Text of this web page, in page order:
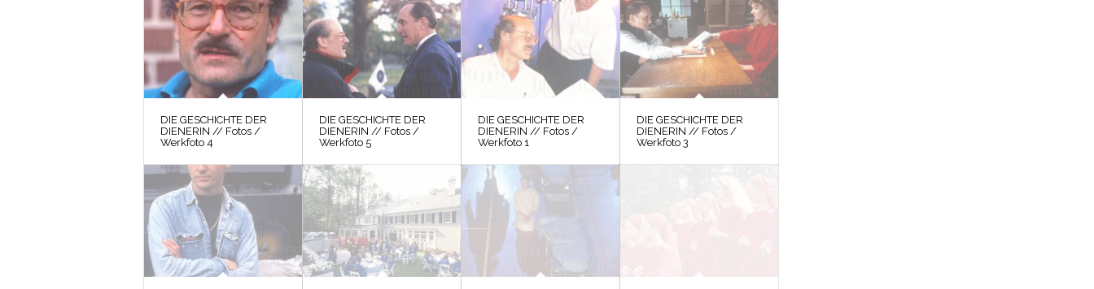
DIE GESCHICHTE DER
DIENERIN // Fotos /
Werkfoto 4
DIE GESCHICHTE DER
DIENERIN // Fotos /
Werkfoto 5
DIE GESCHICHTE DER
DIENERIN // Fotos /
Werkfoto 1
DIE GESCHICHTE DER
DIENERIN // Fotos /
Werkfoto 3